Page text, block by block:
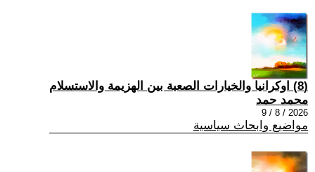
(8) اوكرانيا والخيارات الصعبة بين الهزيمة والاستسلام
محمد حمد
2026 / 8 / 9
مواضيع وابحاث سياسية